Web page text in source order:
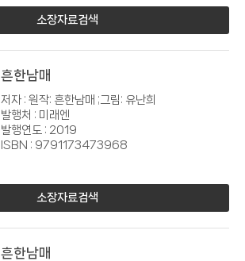
소장자료검색
흔한남매
저자 : 원작: 흔한남매 ;그림: 유난희
발행처 : 미래엔
발행연도 : 2019
ISBN : 9791173473968
소장자료검색
흔한남매